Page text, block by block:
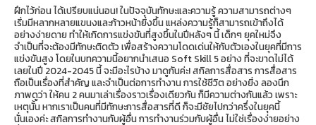
ฝึกไว้ก่อน ได้เปรียบแน่นอน! ในปัจจุบันทักษะและความรู้ ความสามารถต่างๆ
เริ่มมีหลากหลายแขนงและก้าวหน้ายิ่งขึ้น แหล่งความรู้ก็สามารถเข้าถึงได้
อย่างง่ายดาย ทำให้เกิดการแข่งขันที่สูงขึ้นในปีหลังๆ นี้ เด็กๆ ยุคใหม่จึง
จำเป็นที่จะต้องมีทักษะติดตัว เพื่อสร้างความโดดเด่นให้กับตัวเองในยุคที่มีการ
แข่งขันสูง โดยในบทความนี้อยากนำเสนอ Soft Skill 5 อย่าง ที่จะขาดไม่ได้
เลยในปี 2024-2045 นี้ จะมีอะไรบ้าง มาดูกันค่ะ! สกิลการสื่อสาร การสื่อสาร
ถือเป็นเรื่องที่สำคัญ และจำเป็นต่อการทำงาน การใช้ชีวิต อย่างยิ่ง ลองนึก
ภาพดูว่า ให้คน 2 คนมาเล่าเรื่องราวเรื่องเดียวกัน ก็มีความต่างกันแล้ว เพราะ
เหตุนั้น หากเราเป็นคนที่มีทักษะการสื่อสารที่ดี ก็จะมีชัยไปกว่าครึ่งในยุคนี้
นั่นเองค่ะ สกิลการทำงานกับผู้อื่น การทำงานร่วมกับผู้อื่น ไม่ใช่เรื่องง่ายอย่าง